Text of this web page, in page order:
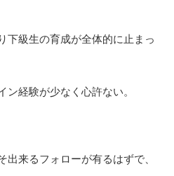
下級生の育成が全体的に止まっ
ン経験が少なく心許ない。
出来るフォローが有るはずで、